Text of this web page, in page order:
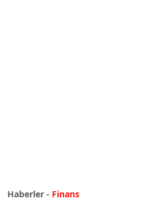
Haberler - Finans